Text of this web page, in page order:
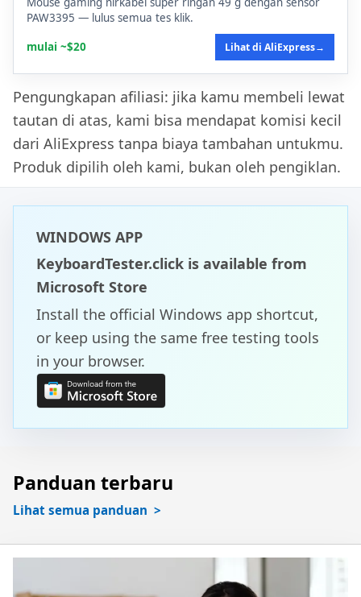
PAW3395 — lulus semua tes klik.
mulai ~$20
Lihat di AliExpress→
Pengungkapan afiliasi: jika kamu membeli lewat
tautan di atas, kami bisa mendapat komisi kecil
dari AliExpress tanpa biaya tambahan untukmu.
Produk dipilih oleh kami, bukan oleh pengiklan.
WINDOWS APP
KeyboardTester.click is available from
Microsoft Store
Install the official Windows app shortcut,
or keep using the same free testing tools
in your browser.
Panduan terbaru
Lihat semua panduan